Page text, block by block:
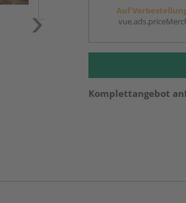
Auf
Komplettangebot